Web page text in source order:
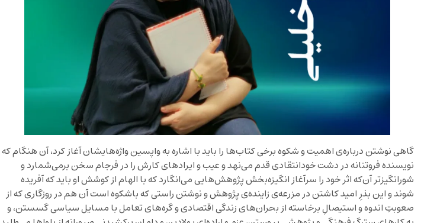
گاهی نوشتن درباره‌ی اهمیت و شکوه برخی کتاب‌ها را باید با اشاره به واپسین واژه‌هایشان آغاز کرد، آن هنگام که
نویسنده فروتنانه در دشت خودانتقادی قدم می‌نهد و عیب و ایرادهای کارش را در فرجام سخن برمی‌شمارد و
شورانگیزتر آن‌که اثر خود را سرآغاز انگیزه‌بخش پژوهش‌هایی می‌انگارد که با الهام از کوشش او باید که آفریده
شوند و این بذرِ امید کاشتن در مزرعه‌ی زاینده‌ی پژوهش و نوشتن راستی که باشکوه است آن هم در روزگاری که از
صعوبتِ اندوه و استیصالِ برخاسته از بحران‌های زندگی اقتصادی و گره‌های تعامل با مسایل سیاسی گسستن، و